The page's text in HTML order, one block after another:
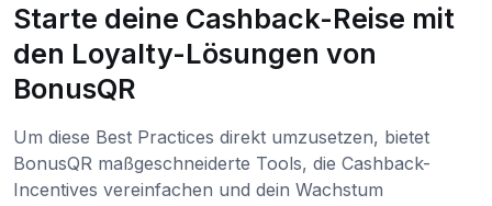
Starte deine Cashback-Reise mit
den Loyalty-Lösungen von
BonusQR
Um diese Best Practices direkt umzusetzen, bietet
BonusQR maßgeschneiderte Tools, die Cashback-
Incentives vereinfachen und dein Wachstum